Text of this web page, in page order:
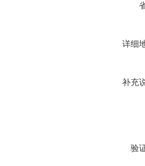
详细
补充
验